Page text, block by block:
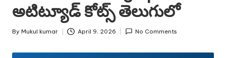
u
o
t
అటిట్యూడ్ కోట్స్ తెలుగులో
Posted
By Mukul kumar April 9, 2026 No Comments